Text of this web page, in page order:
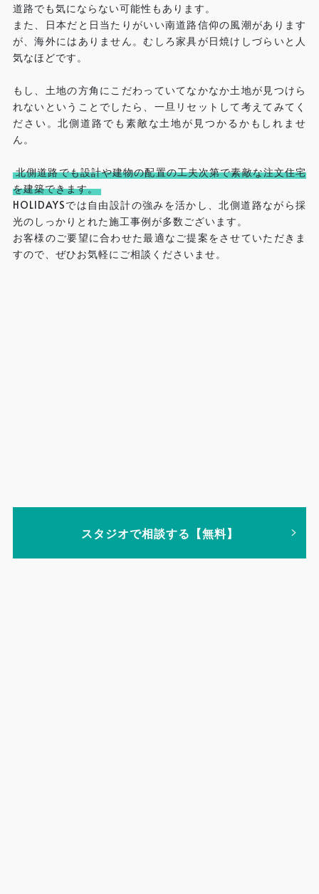
道路でも気にならない可能性もあります。
また、日本だと日当たりがいい南道路信仰の風潮があります
が、海外にはありません。むしろ家具が日焼けしづらいと人
気なほどです。
もし、土地の方角にこだわっていてなかなか土地が見つけら
れないということでしたら、一旦リセットして考えてみてく
ださい。北側道路でも素敵な土地が見つかるかもしれませ
ん。
北側道路でも設計や建物の配置の工夫次第で素敵な注文住宅
を建築できます。
HOLIDAYSでは自由設計の強みを活かし、北側道路ながら採
光のしっかりとれた施工事例が多数ございます。
お客様のご要望に合わせた最適なご提案をさせていただきま
すので、ぜひお気軽にご相談くださいませ。
スタジオで相談する【無料】